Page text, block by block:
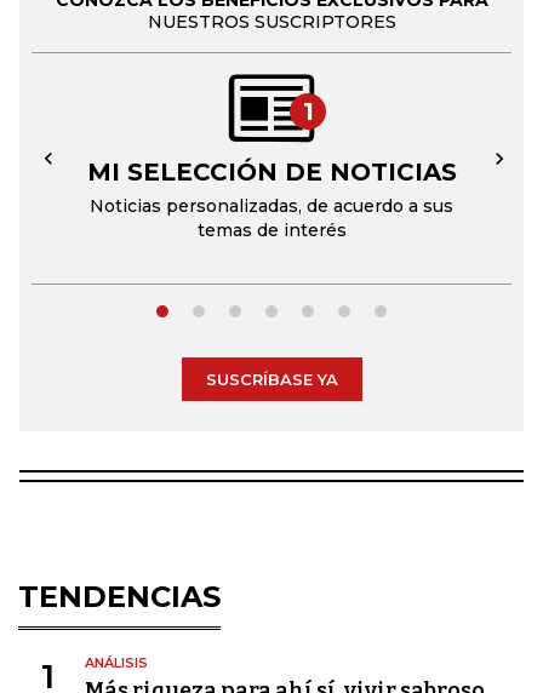
NUESTROS SUSCRIPTORES
1
MI SELECCIÓN DE NOTICIAS
Noticias personalizadas, de acuerdo a sus
temas de interés
← →
SUSCRÍBASE YA
TENDENCIAS
1 ANÁLISIS